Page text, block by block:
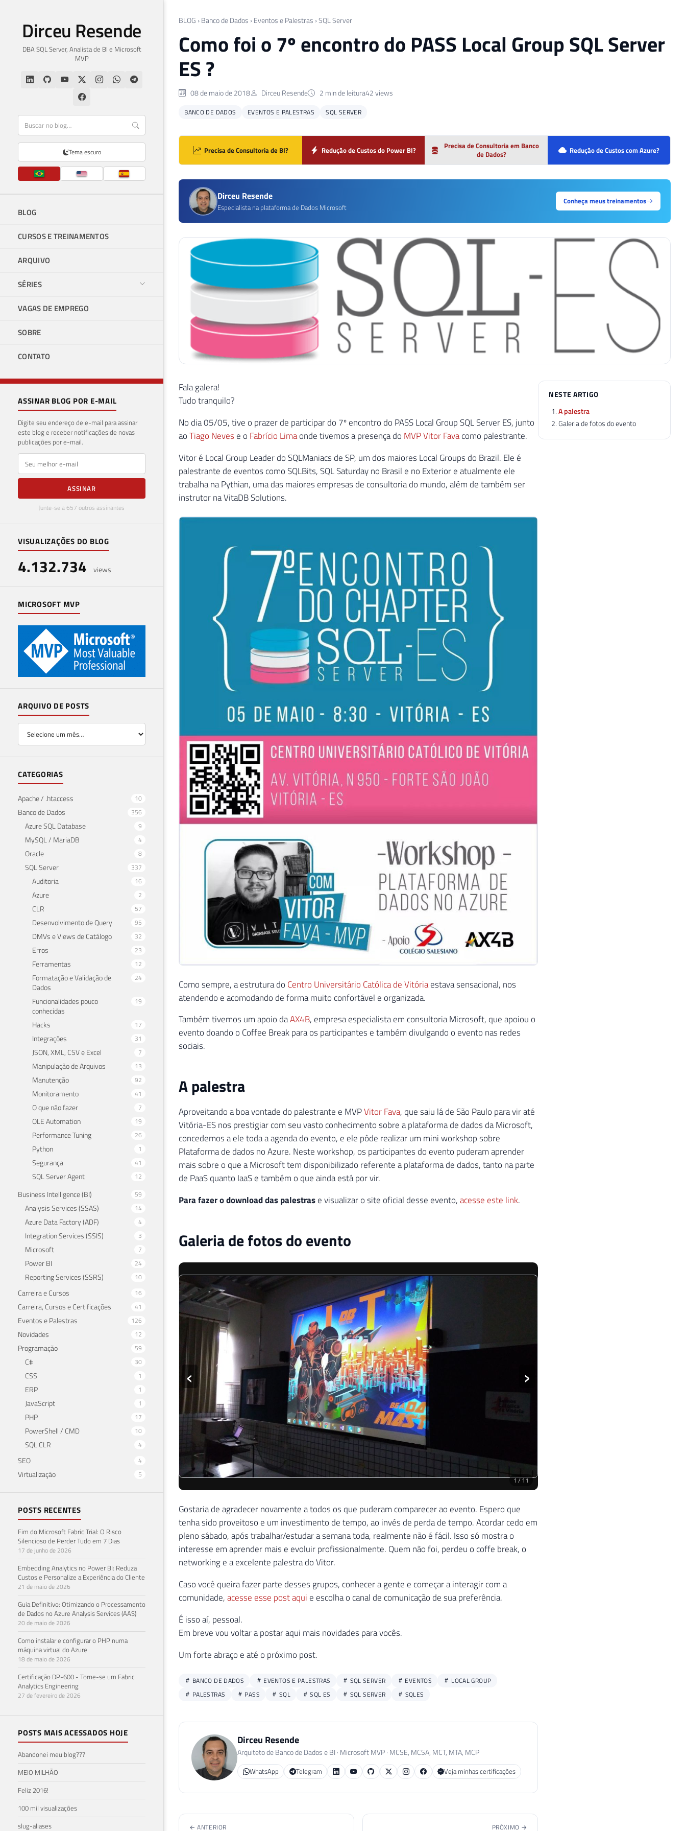
Dirceu Resende
DBA SQL Server, Analista de BI e Microsoft
MVP
Tema escuro
BLOG
CURSOS E TREINAMENTOS
ARQUIVO
SÉRIES
VAGAS DE EMPREGO
SOBRE
CONTATO
ASSINAR BLOG POR E-MAIL
Digite seu endereço de e-mail para assinar
este blog e receber notificações de novas
publicações por e-mail.
E-mail
ASSINAR
Junte-se a 657 outros assinantes
VISUALIZAÇÕES DO BLOG
4.132.734 views
MICROSOFT MVP
ARQUIVO DE POSTS
CATEGORIAS
Apache / .htaccess 10
Banco de Dados 356
Azure SQL Database 9
MySQL / MariaDB 4
Oracle 8
SQL Server 337
Auditoria 16
Azure 2
CLR 57
Desenvolvimento de Query 95
DMVs e Views de Catálogo 32
Erros 23
Ferramentas 12
Formatação e Validação de
Dados
24
Funcionalidades pouco
conhecidas
19
Hacks 17
Integrações 31
JSON, XML, CSV e Excel 7
Manipulação de Arquivos 13
Manutenção 92
Monitoramento 41
O que não fazer 7
OLE Automation 19
Performance Tuning 26
Python 1
Segurança 41
SQL Server Agent 12
Business Intelligence (BI) 59
Analysis Services (SSAS) 14
Azure Data Factory (ADF) 4
Integration Services (SSIS) 3
Microsoft 7
Power BI 24
Reporting Services (SSRS) 10
Carreira e Cursos 16
Carreira, Cursos e Certificações 41
Eventos e Palestras 126
Novidades 12
Programação 59
C# 30
CSS 1
ERP 1
JavaScript 1
PHP 17
PowerShell / CMD 10
SQL CLR 4
SEO 4
Virtualização 5
POSTS RECENTES
Fim do Microsoft Fabric Trial: O Risco
Silencioso de Perder Tudo em 7 Dias
17 de junho de 2026
Embedding Analytics no Power BI: Reduza
Custos e Personalize a Experiência do Cliente
21 de maio de 2026
Guia Definitivo: Otimizando o Processamento
de Dados no Azure Analysis Services (AAS)
20 de maio de 2026
Como instalar e configurar o PHP numa
máquina virtual do Azure
18 de maio de 2026
Certificação DP-600 - Torne-se um Fabric
Analytics Engineering
27 de fevereiro de 2026
POSTS MAIS ACESSADOS HOJE
Abandonei meu blog???
MEIO MILHÃO
Feliz 2016!
100 mil visualizações
slug-aliases
BLOG › Banco de Dados › Eventos e Palestras ›SQL Server
Como foi o 7º encontro do PASS Local Group SQL Server
ES ?
08 de maio de 2018 Dirceu Resende 2 min de leitura42 views
BANCO DE DADOS EVENTOS E PALESTRAS SQL SERVER
Precisa de Consultoria de BI? Redução de Custos do Power BI?
Precisa de Consultoria em Banco
de Dados?
Redução de Custos com Azure?
Dirceu Resende
Especialista na plataforma de Dados Microsoft
Conheça meus treinamentos
Fala galera!
Tudo tranquilo?
No dia 05/05, tive o prazer de participar do 7º encontro do PASS Local Group SQL Server ES, junto
aoTiago Neves e o Fabrício Limaonde tivemos a presença do MVP Vitor Favacomo palestrante.
Vitor é Local Group Leader do SQLManiacs de SP, um dos maiores Local Groups do Brazil. Ele é
palestrante de eventos como SQLBits, SQL Saturday no Brasil e no Exterior e atualmente ele
trabalha na Pythian, uma das maiores empresas de consultoria do mundo, além de também ser
instrutor na VitaDB Solutions.
Como sempre, a estrutura do Centro Universitário Católica de Vitóriaestava sensacional, nos
atendendo e acomodando de forma muito confortável e organizada.
Também tivemos um apoio daAX4B, empresa especialista em consultoria Microsoft, que apoiou o
evento doando o Coffee Break para os participantes e também divulgando o evento nas redes
sociais.
A palestra
Aproveitando a boa vontade do palestrante e MVPVitor Fava, que saiu lá de São Paulo para vir até
Vitória-ES nos prestigiar com seu vasto conhecimento sobre a plataforma de dados da Microsoft,
concedemos a ele toda a agenda do evento, e ele pôde realizar um mini workshop sobre
Plataforma de dados no Azure. Neste workshop, os participantes do evento puderam aprender
mais sobre o que a Microsoft tem disponibilizado referente a plataforma de dados, tanto na parte
de PaaS quanto IaaS e também o que ainda está por vir.
Para fazer o download das palestrase visualizar o site oficial desse evento,acesse este link.
Galeria de fotos do evento
Chegou o nosso coffee-break!
‹
Gostaria de agradecer novamente a todos os que puderam comparecer ao evento. Espero que
tenha sido proveitoso e um investimento de tempo, ao invés de perda de tempo. Acordar cedo em
pleno sábado, após trabalhar/estudar a semana toda, realmente não é fácil. Isso só mostra o
interesse em aprender mais e evoluir profissionalmente. Quem não foi, perdeu o coffe break, o
networking e a excelente palestra do Vitor.
Caso você queira fazer parte desses grupos, conhecer a gente e começar a interagir com a
comunidade,
acesse esse post aqui
e escolha o canal de comunicação de sua preferência.
É isso aí, pessoal.
Em breve vou voltar a postar aqui mais novidades para vocês.
Um forte abraço e até o próximo post.
BANCO DE DADOS EVENTOS E PALESTRAS SQL SERVER EVENTOS
LOCAL GROUP
PALESTRAS
PASS SQL SQL ES
Dirceu Resende
Arquiteto de Banco de Dados e BI · Microsoft MVP · MCSE, MCSA, MCT, MTA, MCP
de retorno da execução do Job (mesmo quando
ela ultrapassa os 4000 caracteres)
a instância está online ou quando a instância foi
Posts relacionados
NESTE ARTIGO
A palestra
Galeria de fotos do evento